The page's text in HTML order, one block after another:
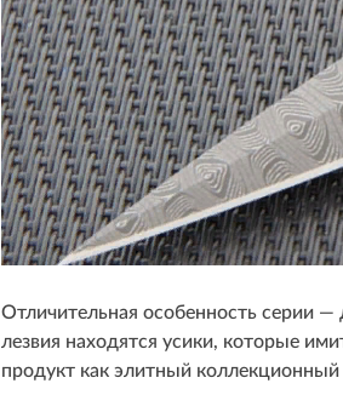
Отличительная особенность серии —
лезвия находятся усики, которые
продукт как элитный